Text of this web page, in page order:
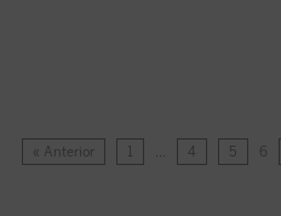
« Anterior 1 … 4 5 6